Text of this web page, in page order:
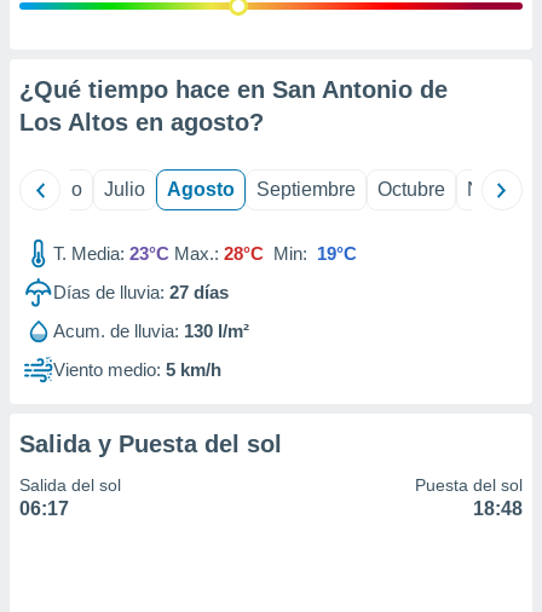
e
mediante
de
1199
¿Qué tiempo hace en San Antonio de
Los Altos en agosto?
Junio Julio Agosto Septiembre Octubre
T. Media: 23°C Max.: 28°C Min: 19°C
Días de lluvia: 27 días
Acum. de lluvia: 130 l/m²
Viento medio: 5 km/h
Salida y Puesta del sol
Salida del sol
06:17
Puesta del sol
18:48